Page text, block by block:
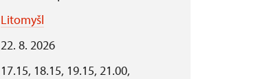
Litomyšl
22. 8. 2026
17.15, 18.15, 19.15, 21.00,